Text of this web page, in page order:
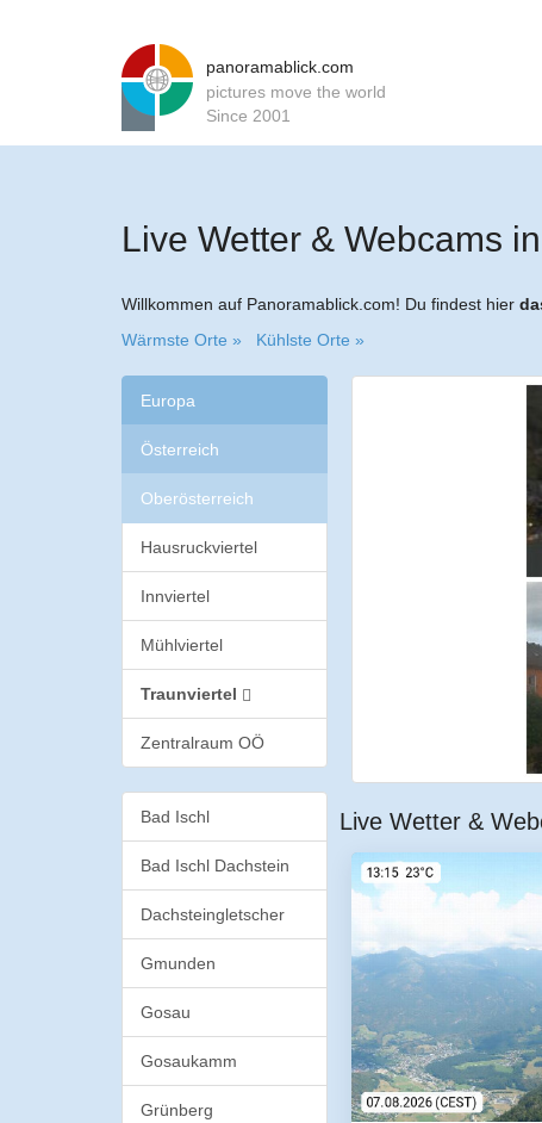
panoramablick.com
pictures move the world
Since 2001
Live Wetter & Webcams
Willkommen auf Panoramablick.com! Du findest hier
Wärmste Orte »
Kühlste Orte »
Europa
Österreich
Oberösterreich
Hausruckviertel
Innviertel
Mühlviertel
Traunviertel
Zentralraum OÖ
Bad Ischl
Bad Ischl Dachstein
Dachsteingletscher
Gmunden
Gosau
Gosaukamm
Grünberg
Live Wetter &